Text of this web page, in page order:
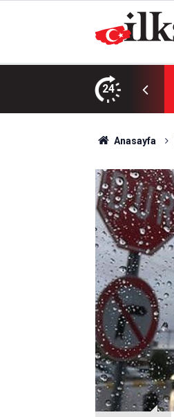
24
Hedef birincilik
Anasayfa